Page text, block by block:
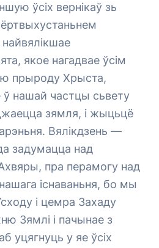
ўсіх вернікаў зь
якое нагадвае ўсім
прыроду Хрыста,
нашай частцы сьвету
зямля, і жыцьцё
Вялікдзень —
задумацца над
пра перамогу над
існаваньня, бо мы
і цемра Захаду
Зямлі і пачынае з
уцягнуць у яе ўсіх